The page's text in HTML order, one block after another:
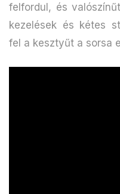
felfordul, és
kezelések és kétes
fel a kesztyűt a sorsa